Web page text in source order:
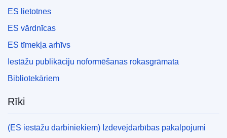
ES lietotnes
ES vārdnīcas
ES tīmekļa arhīvs
Iestāžu publikāciju noformēšanas rokasgrāmata
Bibliotekāriem
Rīki
(ES iestāžu darbiniekiem) Izdevējdarbības pakalpojumi